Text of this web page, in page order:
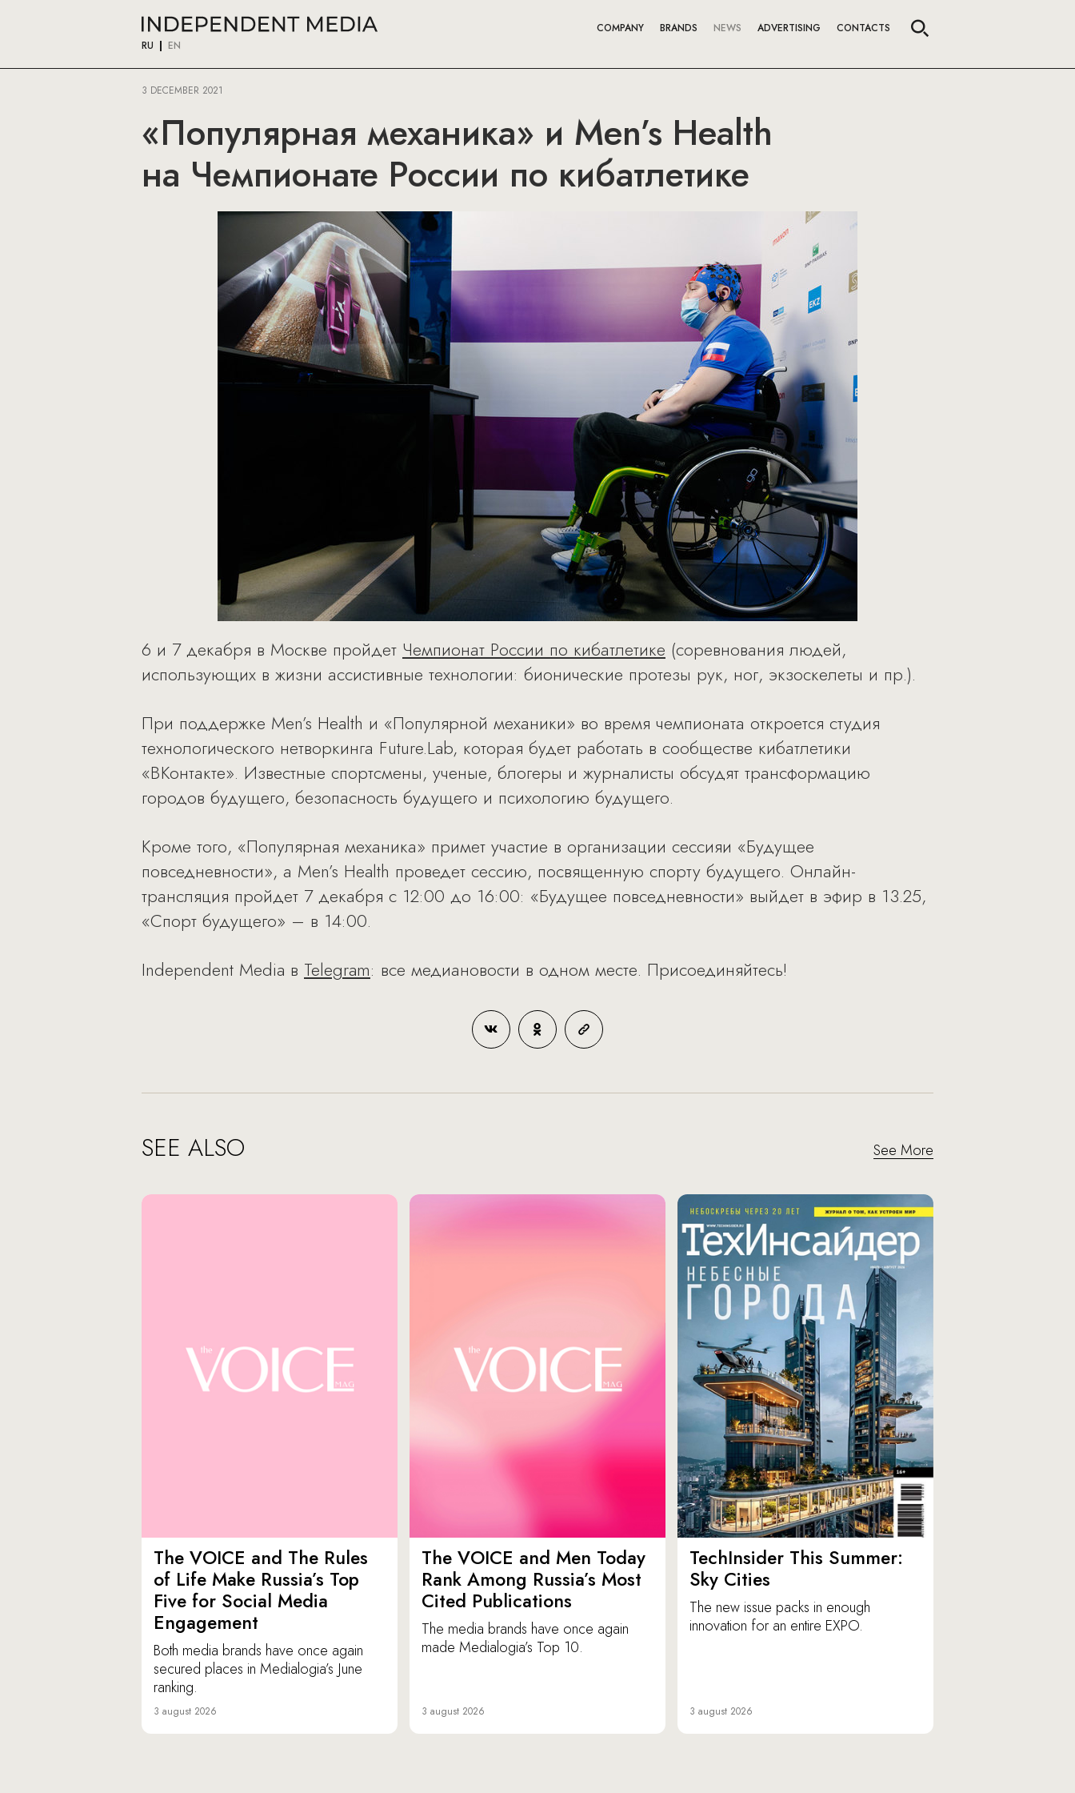
RU EN
COMPANY BRANDS NEWS ADVERTISING CONTACTS
3 DECEMBER 2021
«Популярная механика» и Men’s Health
на Чемпионате России по кибатлетике
6 и 7 декабря в Москве пройдет Чемпионат России по кибатлетике (соревнования людей,
использующих в жизни ассистивные технологии: бионические протезы рук, ног, экзоскелеты и пр.).
При поддержке Men’s Health и «Популярной механики» во время чемпионата откроется студия
технологического нетворкинга Future.Lab, которая будет работать в сообществе кибатлетики
«ВКонтакте». Известные спортсмены, ученые, блогеры и журналисты обсудят трансформацию
городов будущего, безопасность будущего и психологию будущего.
Кроме того, «Популярная механика» примет участие в организации сессияи «Будущее
повседневности», а Men’s Health проведет сессию, посвященную спорту будущего. Онлайн-
трансляция пройдет 7 декабря с 12:00 до 16:00: «Будущее повседневности» выйдет в эфир в 13.25,
«Спорт будущего» – в 14:00.
Independent Media в Telegram: все медиановости в одном месте. Присоединяйтесь!
SEE ALSO See More
The VOICE and The Rules
of Life Make Russia’s Top
Five for Social Media
Engagement
Both media brands have once again
secured places in Medialogia’s June
ranking.
3 august 2026
The VOICE and Men Today
Rank Among Russia’s Most
Cited Publications
The media brands have once again
made Medialogia’s Top 10.
3 august 2026
TechInsider This Summer:
Sky Cities
The new issue packs in enough
innovation for an entire EXPO.
3 august 2026